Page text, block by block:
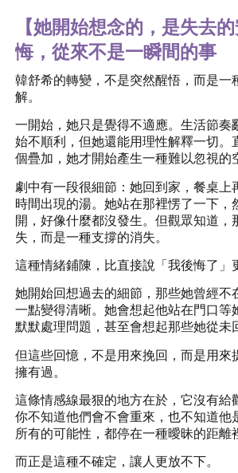
【她開始想念的，是失去
悔，從來不是一瞬間的事
韓舒希的轉變，不是突然醒悟，而是一
解。
一開始，她只是覺得不適應。生活節奏
始不順利，但她還能用理性解釋一切。
個疊加，她才開始產生一種難以忽視的
劇中有一段很細節：她回到家，餐桌上
時間出現的湯。她站在那裡愣了一下，
開，好像什麼都沒發生。但觀眾知道，
失，而是一種支撐的消失。
這種情緒鋪陳，比直接說「我後悔了」
她開始回想過去的細節，那些她曾經不
一點變得清晰。她會想起他站在門口等
默默處理問題，甚至會想起那些她從未
但這些回憶，不是用來挽回，而是用
擁有過。
這條情感線最狠的地方在於，它沒有給
你不知道他們會不會重來，也不知道他
所有的可能性，都停在一種曖昧的距離
而正是這種不確定，讓人更放不下。